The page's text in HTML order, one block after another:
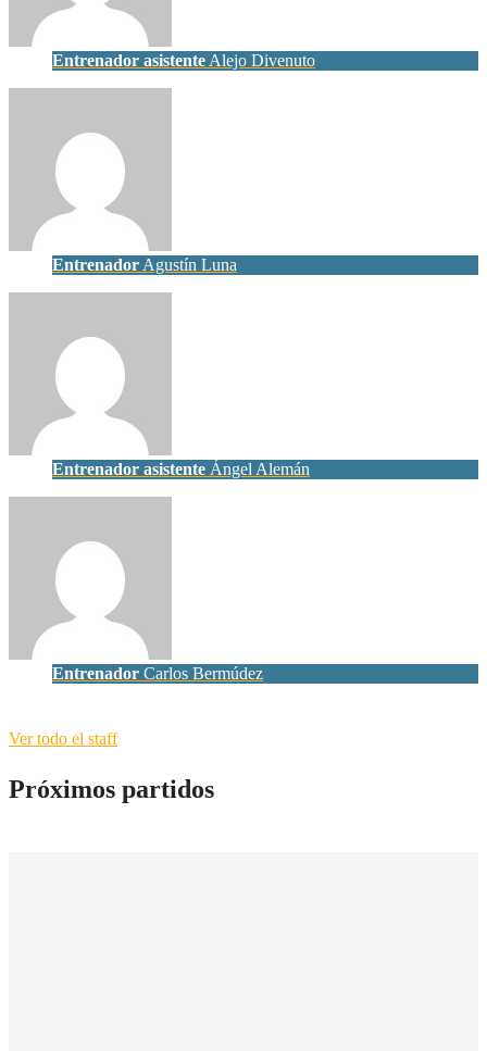
Entrenador asistenteAlejo Divenuto
EntrenadorAgustín Luna
Entrenador asistente Ángel Alemán
Entrenador Carlos Bermúdez
Ver todo el staff
Próximos partidos